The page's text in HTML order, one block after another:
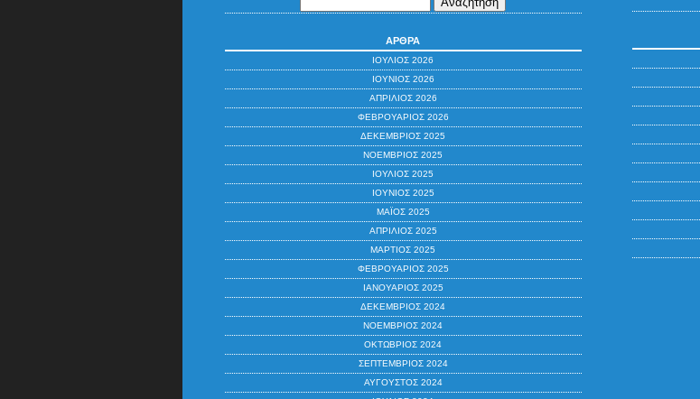
ΆΡΘΡΑ
ΙΟΎΛΙΟΣ 2026
ΙΟΎΝΙΟΣ 2026
ΑΠΡΊΛΙΟΣ 2026
ΦΕΒΡΟΥΆΡΙΟΣ 2026
ΔΕΚΈΜΒΡΙΟΣ 2025
ΝΟΈΜΒΡΙΟΣ 2025
ΙΟΎΛΙΟΣ 2025
ΙΟΎΝΙΟΣ 2025
ΜΆΙΟΣ 2025
ΑΠΡΊΛΙΟΣ 2025
ΜΆΡΤΙΟΣ 2025
ΦΕΒΡΟΥΆΡΙΟΣ 2025
ΙΑΝΟΥΆΡΙΟΣ 2025
ΔΕΚΈΜΒΡΙΟΣ 2024
ΝΟΈΜΒΡΙΟΣ 2024
ΟΚΤΏΒΡΙΟΣ 2024
ΣΕΠΤΈΜΒΡΙΟΣ 2024
ΑΎΓΟΥΣΤΟΣ 2024